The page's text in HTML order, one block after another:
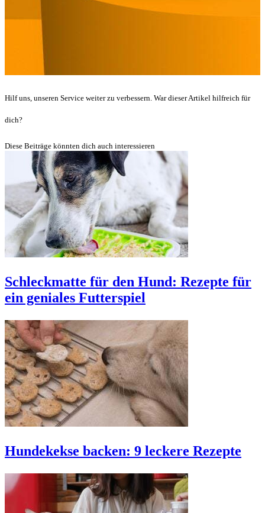
Hilf uns, unseren Service weiter zu verbessern. War dieser Artikel hilfreich für
dich?
Diese Beiträge könnten dich auch interessieren
Schleckmatte für den Hund: Rezepte für
ein geniales Futterspiel
Hundekekse backen: 9 leckere Rezepte